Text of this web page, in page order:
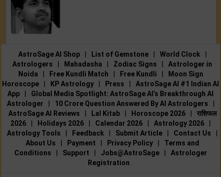
AstroSage AI Shop | List of Gemstone | World Clock
|
Astrologers
| Mahadasha | Zodiac Signs |
Astrologer in
Noida
| Free Kundli Match | Free Kundli |
Moon Sign
Horoscope
| KP Astrology | Press |
AstroSage AI #1 Indian AI
App
|
Global Media Spotlight: AstroSage AI’s Breakthrough AI
Astrologer
| 10 Crore Question Answered By AI Astrologers
|
AstroSage AI Reviews
| Lal Kitab | Horoscope 2026 |
राशिफल
2026
| Holidays 2026 | Calendar 2026 | Astrology 2026
|
Astrology Tools
| Feedback | Submit Article | Contact Us
|
About Us
| Payment | Privacy Policy |
Terms and
Conditions
| Support | Jobs@AstroSage |
Astrologer
Registration